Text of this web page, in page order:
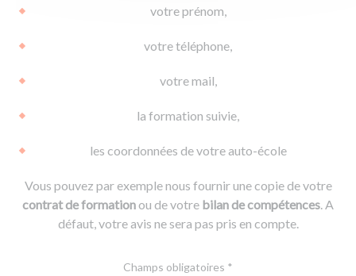
votre prénom,
votre téléphone,
votre mail,
la formation suivie,
les coordonnées de votre auto-école
Vous pouvez par exemple nous fournir une copie de votre
contrat de formationou de votre bilan de compétences. A
défaut, votre avis ne sera pas pris en compte.
Champs obligatoires *